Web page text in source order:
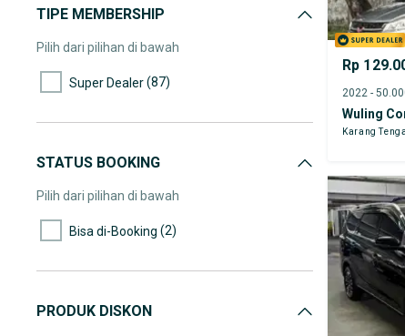
TIPE MEMBERSHIP
Pilih dari pilihan di bawah
Super Dealer(87)
STATUS BOOKING
Pilih dari pilihan di bawah
Bisa di-Booking (2)
PRODUK DISKON
Rp
Wuling
Karang